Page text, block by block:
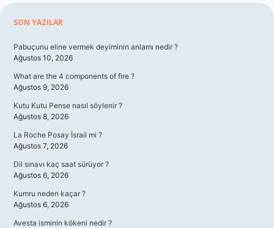
Sidebar
SON YAZILAR
Pabuçunu eline vermek deyiminin anlamı nedir ?
Ağustos 10, 2026
What are the 4 components of fire ?
Ağustos 9, 2026
Kutu Kutu Pense nasıl söylenir ?
Ağustos 8, 2026
La Roche Posay İsrail mi ?
Ağustos 7, 2026
Dil sınavı kaç saat sürüyor ?
Ağustos 6, 2026
Kumru neden kaçar ?
Ağustos 6, 2026
Avesta isminin kökeni nedir ?